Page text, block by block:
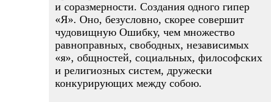
и соразмерности. Создания одного гипер
«Я». Оно, безусловно, скорее совершит
чудовищную Ошибку, чем множество
равноправных, свободных, независимых
«я», общностей, социальных, философских
и религиозных систем, дружески
конкурирующих между собою.